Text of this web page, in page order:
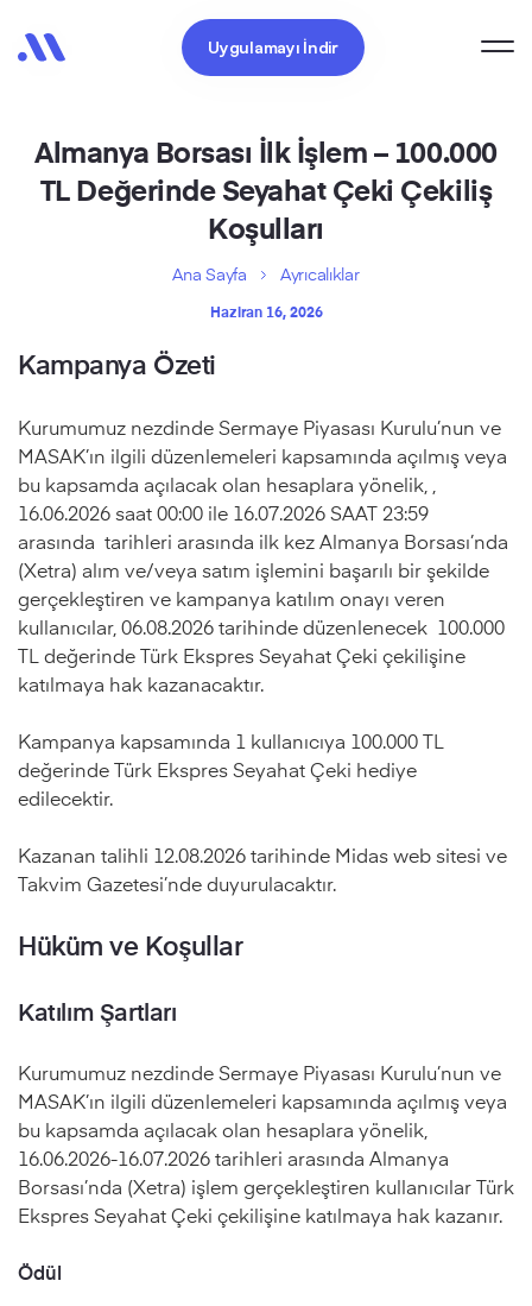
Uygulamayı İndir
Almanya Borsası İlk İşlem – 100.000
TL Değerinde Seyahat Çeki Çekiliş
Koşulları
Ana Sayfa Ayrıcalıklar
Haziran 16, 2026
Kampanya Özeti
Kurumumuz nezdinde Sermaye Piyasası Kurulu’nun ve
MASAK’ın ilgili düzenlemeleri kapsamında açılmış veya
bu kapsamda açılacak olan hesaplara yönelik, ,
16.06.2026 saat 00:00 ile 16.07.2026 SAAT 23:59
arasında tarihleri arasında ilk kez Almanya Borsası’nda
(Xetra) alım ve/veya satım işlemini başarılı bir şekilde
gerçekleştiren ve kampanya katılım onayı veren
kullanıcılar, 06.08.2026 tarihinde düzenlenecek 100.000
TL değerinde Türk Ekspres Seyahat Çeki çekilişine
katılmaya hak kazanacaktır.
Kampanya kapsamında 1 kullanıcıya 100.000 TL
değerinde Türk Ekspres Seyahat Çeki hediye
edilecektir.
Kazanan talihli 12.08.2026 tarihinde Midas web sitesi ve
Takvim Gazetesi’nde duyurulacaktır.
Hüküm ve Koşullar
Katılım Şartları
Kurumumuz nezdinde Sermaye Piyasası Kurulu’nun ve
MASAK’ın ilgili düzenlemeleri kapsamında açılmış veya
bu kapsamda açılacak olan hesaplara yönelik,
16.06.2026-16.07.2026 tarihleri arasında Almanya
Borsası’nda (Xetra) işlem gerçekleştiren kullanıcılar Türk
Ekspres Seyahat Çeki çekilişine katılmaya hak kazanır.
Ödül